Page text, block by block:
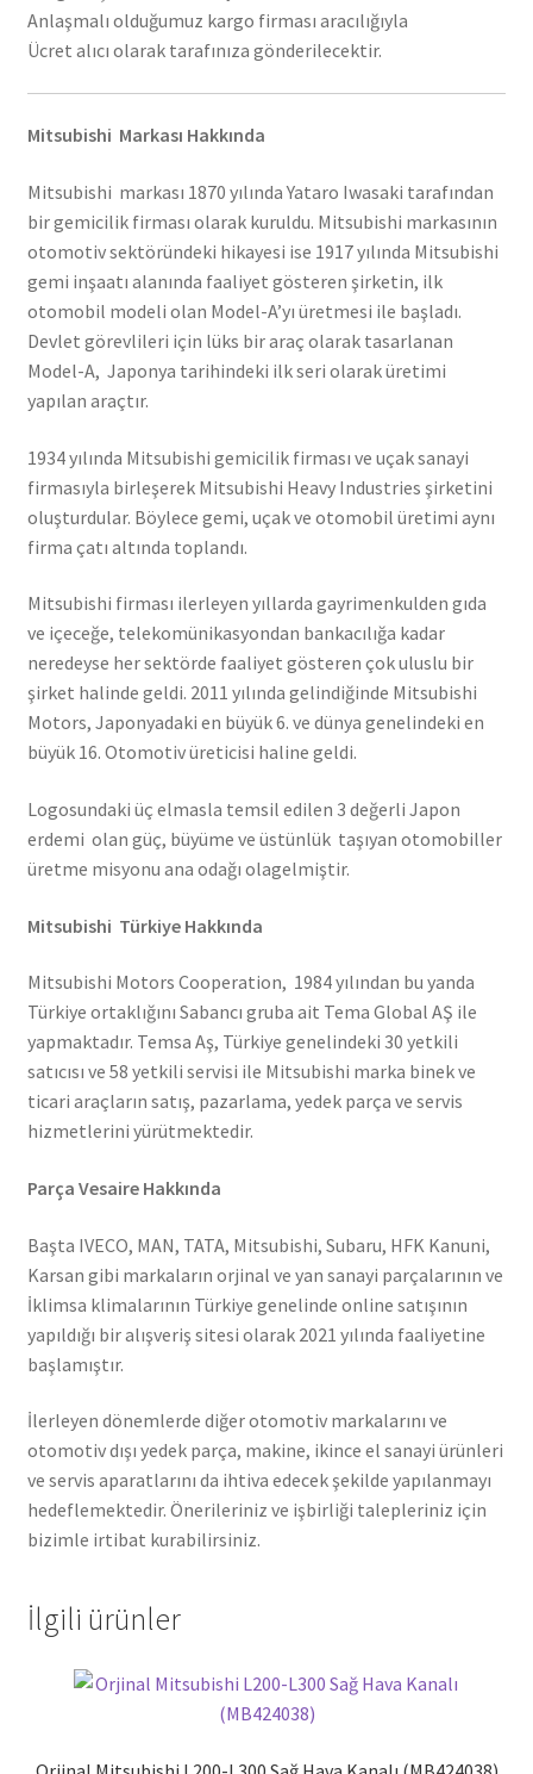
Anlaşmalı olduğumuz kargo firması aracılığıyla
Ücret alıcı olarak tarafınıza gönderilecektir.
Mitsubishi Markası Hakkında
Mitsubishi markası 1870 yılında Yataro Iwasaki tarafından
bir gemicilik firması olarak kuruldu. Mitsubishi markasının
otomotiv sektöründeki hikayesi ise 1917 yılında Mitsubishi
gemi inşaatı alanında faaliyet gösteren şirketin, ilk
otomobil modeli olan Model-A’yı üretmesi ile başladı.
Devlet görevlileri için lüks bir araç olarak tasarlanan
Model-A, Japonya tarihindeki ilk seri olarak üretimi
yapılan araçtır.
1934 yılında Mitsubishi gemicilik firması ve uçak sanayi
firmasıyla birleşerek Mitsubishi Heavy Industries şirketini
oluşturdular. Böylece gemi, uçak ve otomobil üretimi aynı
firma çatı altında toplandı.
Mitsubishi firması ilerleyen yıllarda gayrimenkulden gıda
ve içeceğe, telekomünikasyondan bankacılığa kadar
neredeyse her sektörde faaliyet gösteren çok uluslu bir
şirket halinde geldi. 2011 yılında gelindiğinde Mitsubishi
Motors, Japonyadaki en büyük 6. ve dünya genelindeki en
büyük 16. Otomotiv üreticisi haline geldi.
Logosundaki üç elmasla temsil edilen 3 değerli Japon
erdemi olan güç, büyüme ve üstünlük taşıyan otomobiller
üretme misyonu ana odağı olagelmiştir.
Mitsubishi Türkiye Hakkında
Mitsubishi Motors Cooperation, 1984 yılından bu yanda
Türkiye ortaklığını Sabancı gruba ait Tema Global AŞ ile
yapmaktadır. Temsa Aş, Türkiye genelindeki 30 yetkili
satıcısı ve 58 yetkili servisi ile Mitsubishi marka binek ve
ticari araçların satış, pazarlama, yedek parça ve servis
hizmetlerini yürütmektedir.
Parça Vesaire Hakkında
Başta IVECO, MAN, TATA, Mitsubishi, Subaru, HFK Kanuni,
Karsan gibi markaların orjinal ve yan sanayi parçalarının ve
İklimsa klimalarının Türkiye genelinde online satışının
yapıldığı bir alışveriş sitesi olarak 2021 yılında faaliyetine
başlamıştır.
İlerleyen dönemlerde diğer otomotiv markalarını ve
otomotiv dışı yedek parça, makine, ikince el sanayi ürünleri
ve servis aparatlarını da ihtiva edecek şekilde yapılanmayı
hedeflemektedir. Önerileriniz ve işbirliği talepleriniz için
bizimle irtibat kurabilirsiniz.
İlgili ürünler